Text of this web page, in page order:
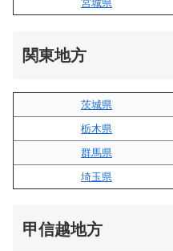
宮城県
関東地方
茨城県
栃木県
群馬県
埼玉県
甲信越地方